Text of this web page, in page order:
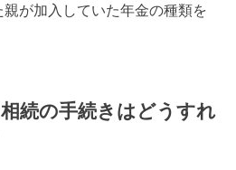
が加入していた年金の種類を
続の手続きはどうすれ